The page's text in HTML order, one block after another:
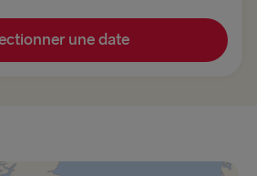
ET L'IRLANDE
→ Harwich
une date